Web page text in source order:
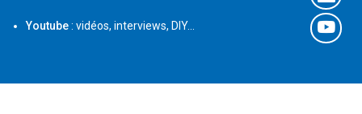
Youtube: vidéos, interviews, DIY...